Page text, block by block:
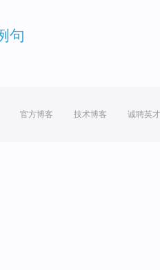
句
官方博客 技术博客 诚聘英才